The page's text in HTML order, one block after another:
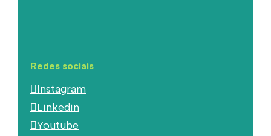
Redes sociais
Instagram
Linkedin
Youtube